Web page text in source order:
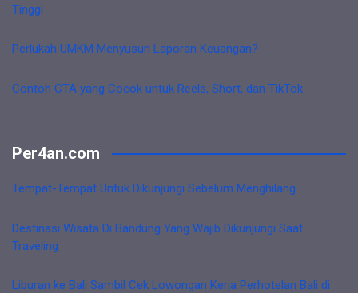
Tinggi
Perlukah UMKM Menyusun Laporan Keuangan?
Contoh CTA yang Cocok untuk Reels, Short, dan TikTok
Per4an.com
Tempat-Tempat Untuk Dikunjungi Sebelum Menghilang
Destinasi Wisata Di Bandung Yang Wajib Dikunjungi Saat
Traveling
Liburan ke Bali Sambil Cek Lowongan Kerja Perhotelan Bali di